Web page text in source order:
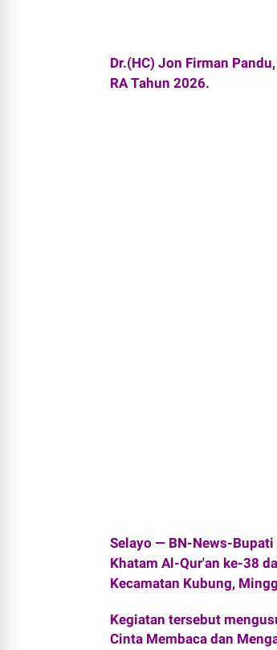
Dr.(HC) Jon Firman
RA Tahun 2026.
Selayo — BN-News-Bupati
Khatam Al-Qur'an ke-38
Kecamatan Kubung,
Kegiatan tersebut
Cinta Membaca dan